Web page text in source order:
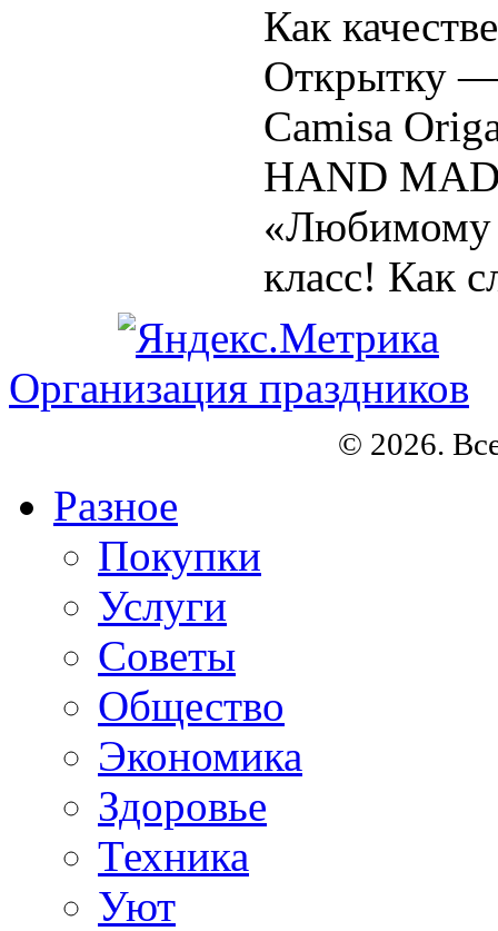
Как
Открытку
Camisa
HAND
«Любимому
класс! Как
Организация праздников
© 2026.
Разное
Покупки
Услуги
Советы
Общество
Экономика
Здоровье
Техника
Уют